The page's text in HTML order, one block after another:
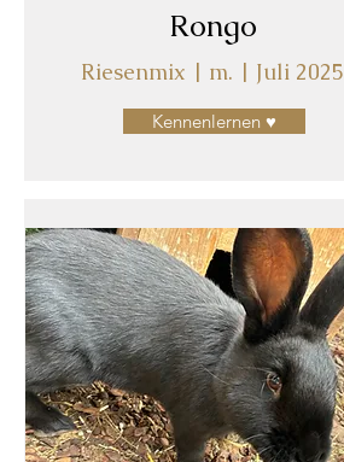
Rongo
Riesenmix | m. | Juli 2025
Kennenlernen ♥